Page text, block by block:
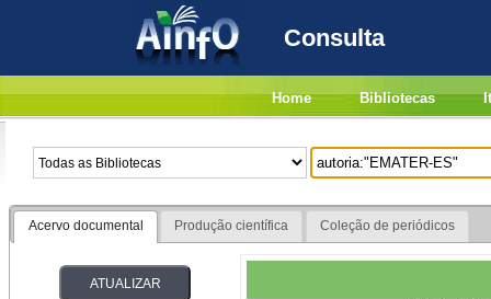
Consulta
Home Bibliotecas
Acervo documental Produção científica Coleção de periódicos